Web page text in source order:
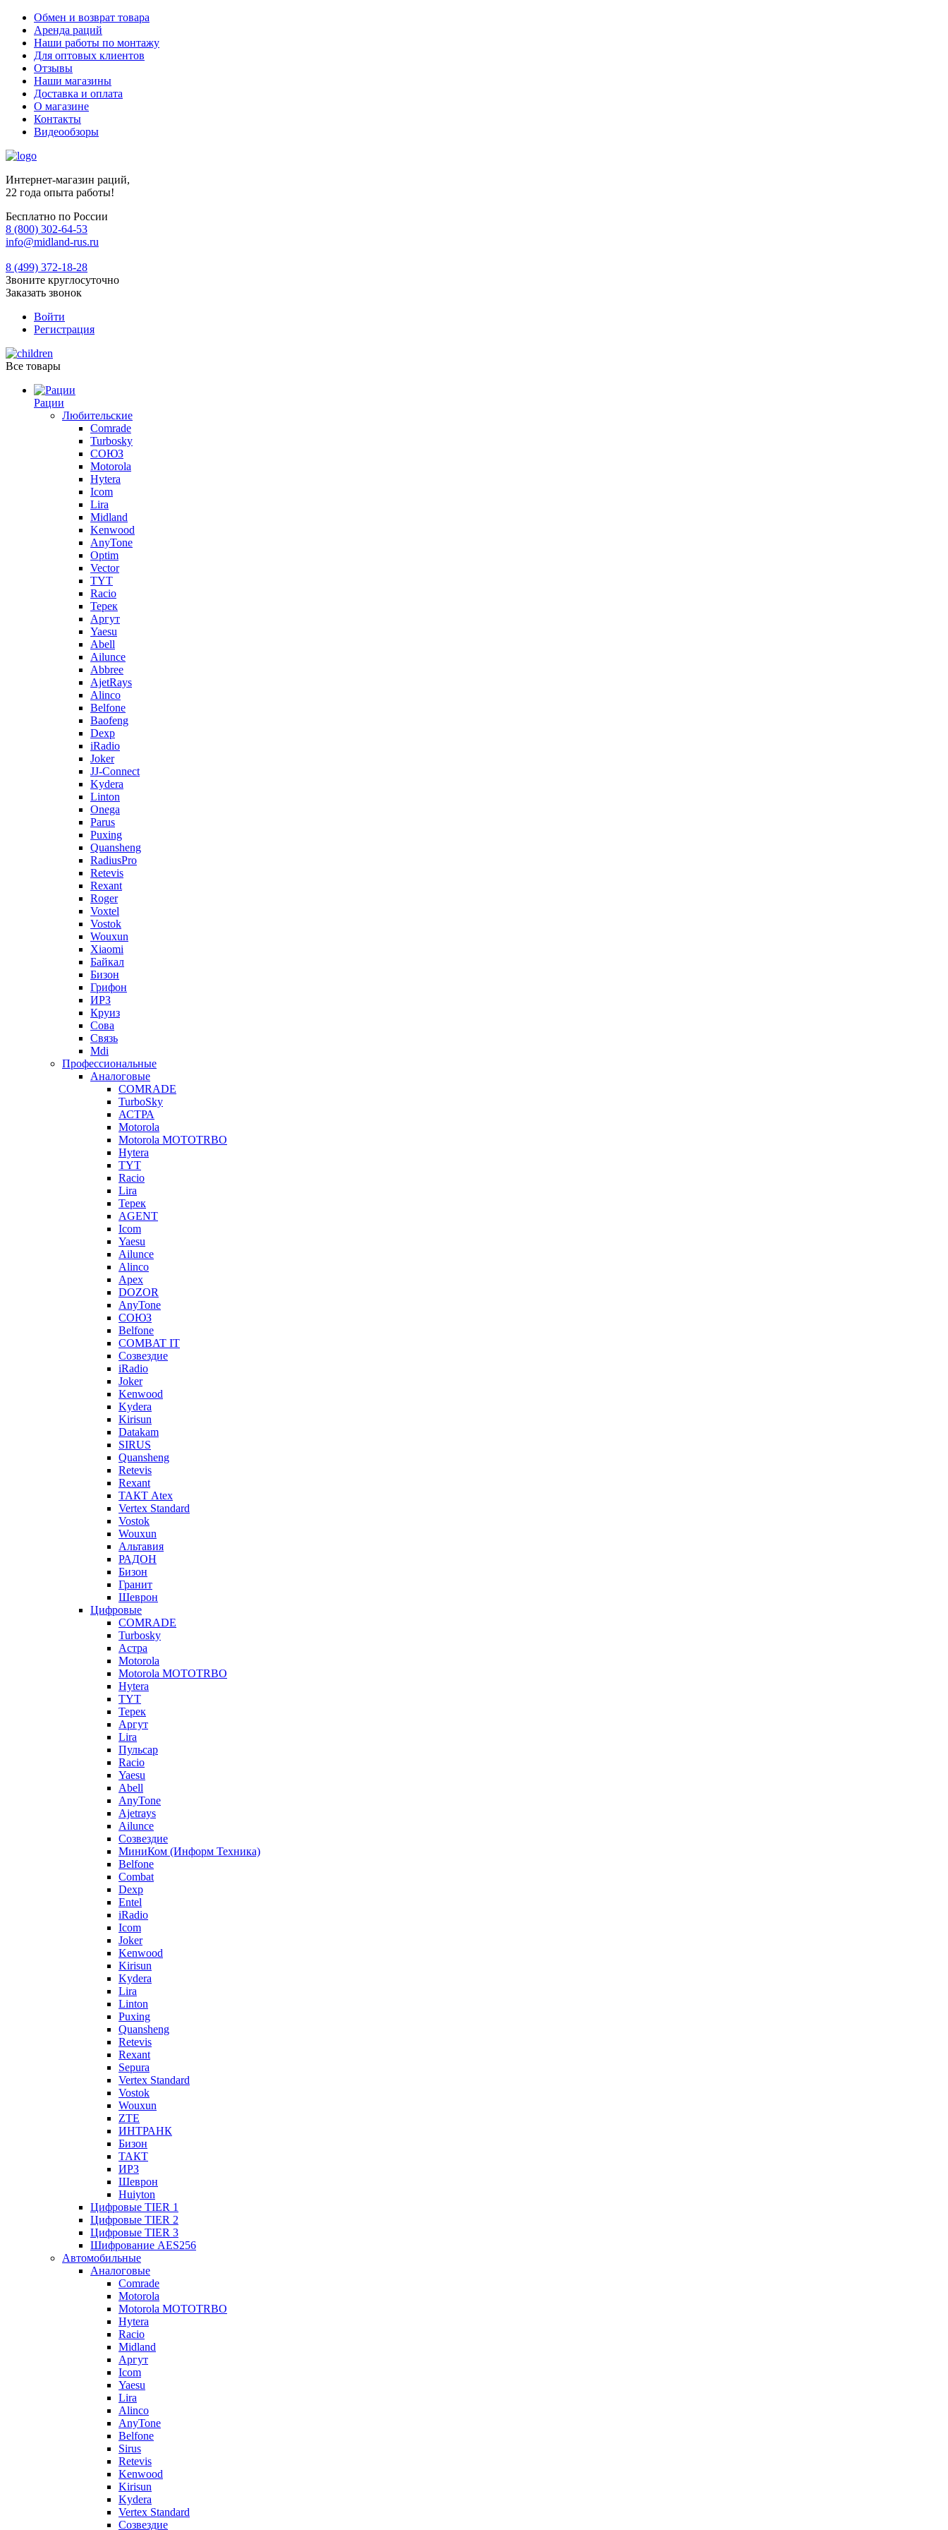
Обмен и возврат товара
Аренда раций
Наши работы по монтажу
Для оптовых клиентов
Отзывы
Наши магазины
Доставка и оплата
О магазине
Контакты
Видеообзоры
Интернет-магазин раций,
22 года опыта работы!
Бесплатно по России
8 (800) 302-64-53
info@midland-rus.ru
8 (499) 372-18-28
Звоните круглосуточно
Заказать звонок
Войти
Регистрация
Все товары
Рации
Любительские
Comrade
Turbosky
СОЮЗ
Motorola
Hytera
Icom
Lira
Midland
Kenwood
AnyTone
Optim
Vector
TYT
Racio
Терек
Аргут
Yaesu
Abell
Ailunce
Abbree
AjetRays
Alinco
Belfone
Baofeng
Dexp
iRadio
Joker
JJ-Connect
Kydera
Linton
Onega
Parus
Puxing
Quansheng
RadiusPro
Retevis
Rexant
Roger
Voxtel
Vostok
Wouxun
Xiaomi
Байкал
Бизон
Грифон
ИРЗ
Круиз
Сова
Связь
Mdi
Профессиональные
Аналоговые
COMRADE
TurboSky
АСТРА
Motorola
Motorola MOTOTRBO
Hytera
TYT
Racio
Lira
Терек
AGENT
Icom
Yaesu
Ailunce
Alinco
Apex
DOZOR
AnyTone
СОЮЗ
Belfone
COMBAT IT
Созвездие
iRadio
Joker
Kenwood
Kydera
Kirisun
Datakam
SIRUS
Quansheng
Retevis
Rexant
ТАКТ Atex
Vertex Standard
Vostok
Wouxun
Альтавия
РАДОН
Бизон
Гранит
Шеврон
Цифровые
COMRADE
Turbosky
Астра
Motorola
Motorola MOTOTRBO
Hytera
TYT
Терек
Аргут
Lira
Пульсар
Racio
Yaesu
Abell
AnyTone
Ajetrays
Ailunce
Созвездие
МиниКом (Информ Техника)
Belfone
Combat
Dexp
Entel
iRadio
Icom
Joker
Kenwood
Kirisun
Kydera
Lira
Linton
Puxing
Quansheng
Retevis
Rexant
Sepura
Vertex Standard
Vostok
Wouxun
ZTE
ИНТРАНК
Бизон
ТАКТ
ИРЗ
Шеврон
Huiyton
Цифровые TIER 1
Цифровые TIER 2
Цифровые TIER 3
Шифрование AES256
Автомобильные
Аналоговые
Comrade
Motorola
Motorola MOTOTRBO
Hytera
Racio
Midland
Аргут
Icom
Yaesu
Lira
Alinco
AnyTone
Belfone
Sirus
Retevis
Kenwood
Kirisun
Kydera
Vertex Standard
Созвездие